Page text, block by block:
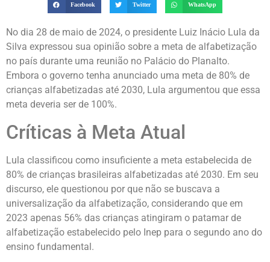
Facebook Twitter WhatsApp
No dia 28 de maio de 2024, o presidente Luiz Inácio Lula da
Silva expressou sua opinião sobre a meta de alfabetização
no país durante uma reunião no Palácio do Planalto.
Embora o governo tenha anunciado uma meta de 80% de
crianças alfabetizadas até 2030, Lula argumentou que essa
meta deveria ser de 100%.
Críticas à Meta Atual
Lula classificou como insuficiente a meta estabelecida de
80% de crianças brasileiras alfabetizadas até 2030. Em seu
discurso, ele questionou por que não se buscava a
universalização da alfabetização, considerando que em
2023 apenas 56% das crianças atingiram o patamar de
alfabetização estabelecido pelo Inep para o segundo ano do
ensino fundamental.